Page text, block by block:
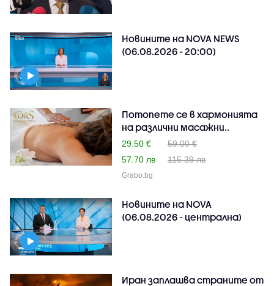
Новините на NOVA NEWS
(06.08.2026 - 20:00)
Потопете се в хармонията
на различни масажни..
29.50 €
59.00 €
57.70 лв
115.39 лв
Grabo.bg
Новините на NOVA
(06.08.2026 - централна)
Иран заплашва страните от